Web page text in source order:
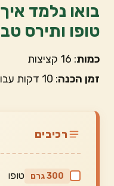
בואו נלמד
טופו ותירס
כמות: 16 קציצות
זמן הכנה: 10 דקות עבודה+ 15 דקות הכנה
רכיבים
300 גרם טופו